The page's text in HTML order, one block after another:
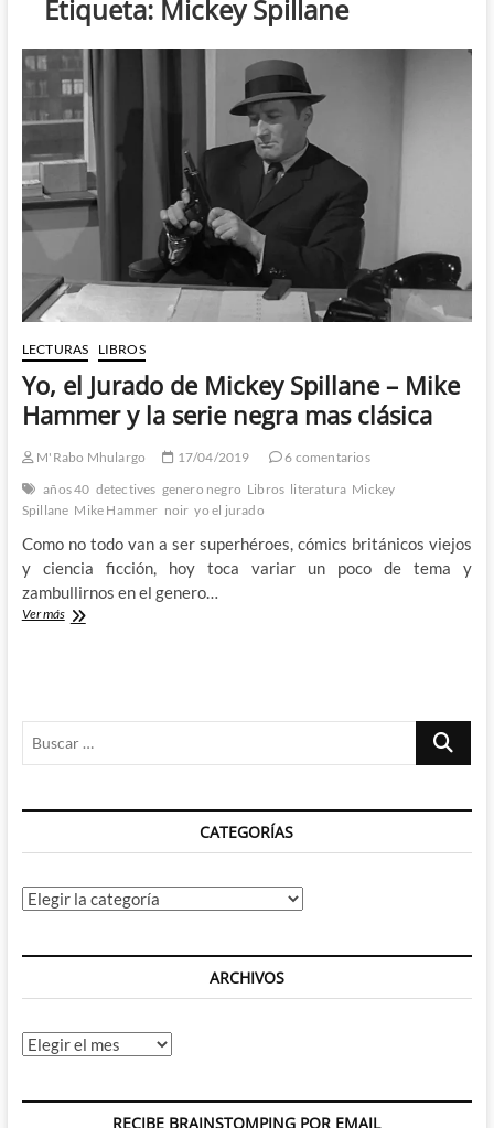
Etiqueta: Mickey Spillane
LECTURAS LIBROS
Yo, el Jurado de Mickey Spillane – Mike
Hammer y la serie negra mas clásica
M'Rabo Mhulargo 17/04/2019
6 comentarios
años 40 detectives genero negro Libros literatura Mickey
Spillane Mike Hammer noir yo el jurado
Como no todo van a ser superhéroes, cómics británicos viejos
y ciencia ficción, hoy toca variar un poco de tema y
zambullirnos en el genero…
Ver másYo,
Mike
Hammer
la
negra
clásica
Buscar
CATEGORÍAS
Categorías
ARCHIVOS
Archivos
RECIBE BRAINSTOMPING POR EMAIL